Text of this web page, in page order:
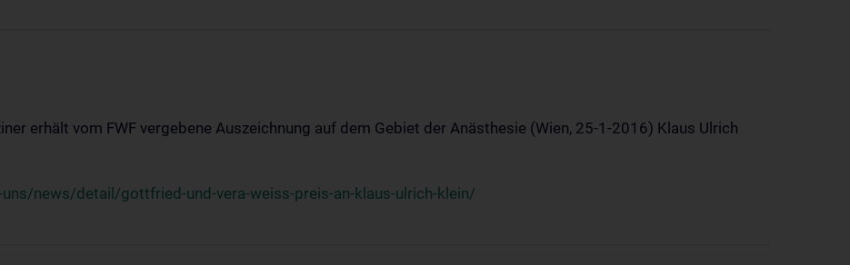
erhält vom FWF vergebene Auszeichnung auf dem Gebiet der Anästhesie (Wien, 25-1-2016) Klaus Ulrich
news/detail/gottfried-und-vera-weiss-preis-an-klaus-ulrich-klein/